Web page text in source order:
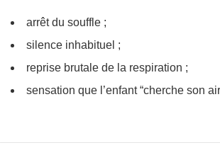
arrêt du souffle ;
silence inhabituel ;
reprise brutale de la respiration ;
sensation que l’enfant “cherche son